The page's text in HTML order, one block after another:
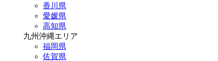
香川県
愛媛県
高知県
九州沖縄エリア
福岡県
佐賀県